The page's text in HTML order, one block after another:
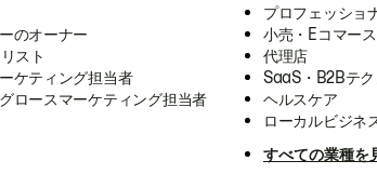
のオーナー
スト
ケティング担当者
ロースマーケティング担当者
プロフェッショ
小売・Eコマース
代理店
SaaS・B2Bテ
ヘルスケア
ローカルビジネ
すべての業種を